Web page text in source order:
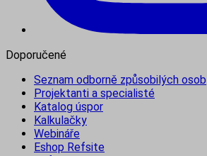
Doporučené
Seznam odborně způsobilých osob
Projektanti a specialisté
Katalog úspor
Kalkulačky
Webináře
Eshop Refsite